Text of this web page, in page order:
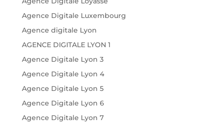
Agence Digitale Luxembourg
Agence digitale Lyon
AGENCE DIGITALE LYON 1
Agence Digitale Lyon 3
Agence Digitale Lyon 4
Agence Digitale Lyon 5
Agence Digitale Lyon 6
Agence Digitale Lyon 7